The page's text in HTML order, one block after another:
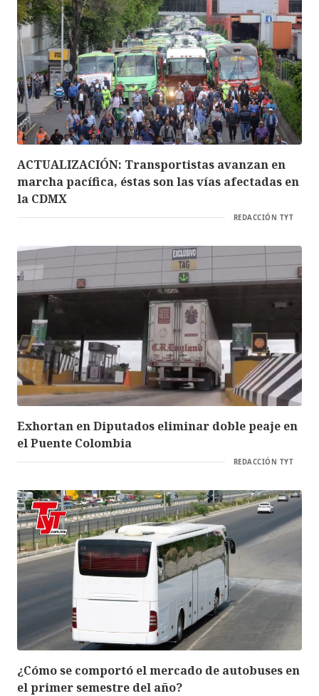
ACTUALIZACIÓN: Transportistas avanzan en
marcha pacífica, éstas son las vías afectadas en
la CDMX
REDACCIÓN TYT
Exhortan en Diputados eliminar doble peaje en
el Puente Colombia
REDACCIÓN TYT
¿Cómo se comportó el mercado de autobuses en
el primer semestre del año?